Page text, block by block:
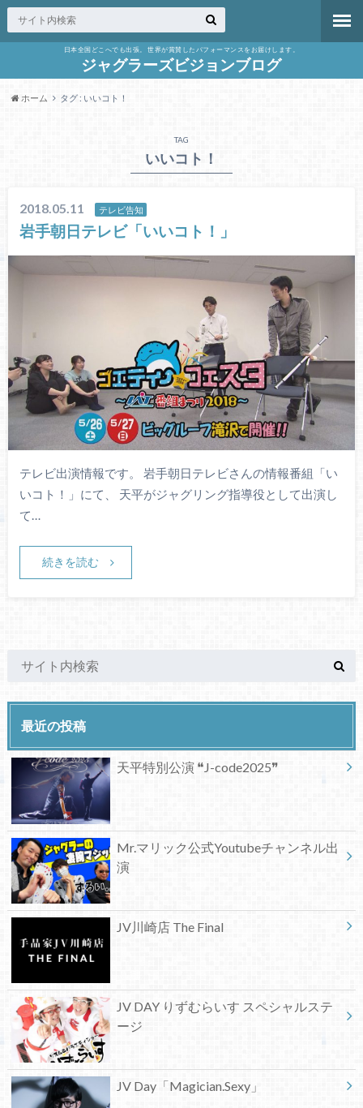
日本全国どこへでも出張。 世界が賞賛したパフォーマンスをお届けします。
ジャグラーズビジョンブログ
ホーム タグ : いいコト！
TAG
いいコト！
2018.05.11 テレビ告知
岩手朝日テレビ「いいコト！」
テレビ出演情報です。 岩手朝日テレビさんの情報番組「い
いコト！」にて、 天平がジャグリング指導役として出演し
て…
続きを読む
最近の投稿
天平特別公演 ❝J-code2025❞
Mr.マリック公式Youtubeチャンネル出
演
JV川崎店 The Final
JV DAY りずむらいす スペシャルステ
ージ
JV Day「Magician.Sexy」